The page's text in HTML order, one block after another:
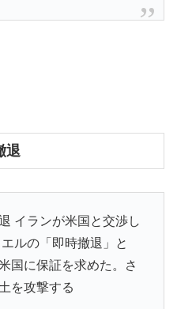
退
イランが米国と交渉し
ルの「即時撤退」と
国に保証を求めた。さ
を攻撃する